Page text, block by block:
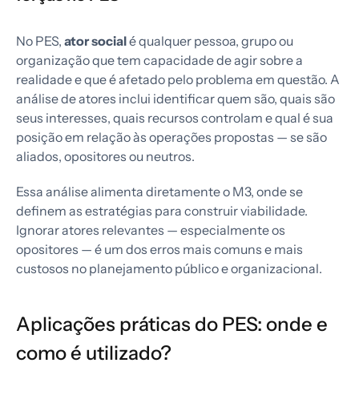
No PES, ator socialé qualquer pessoa, grupo ou
organização que tem capacidade de agir sobre a
realidade e que é afetado pelo problema em questão. A
análise de atores inclui identificar quem são, quais são
seus interesses, quais recursos controlam e qual é sua
posição em relação às operações propostas — se são
aliados, opositores ou neutros.
Essa análise alimenta diretamente o M3, onde se
definem as estratégias para construir viabilidade.
Ignorar atores relevantes — especialmente os
opositores — é um dos erros mais comuns e mais
custosos no planejamento público e organizacional.
Aplicações práticas do PES: onde e
como é utilizado?